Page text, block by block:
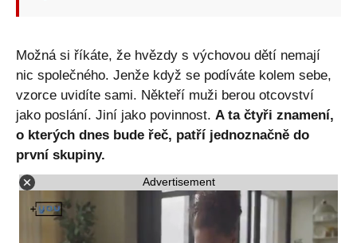
Možná si říkáte, že hvězdy s výchovou dětí nemají
nic společného. Jenže když se podíváte kolem sebe,
vzorce uvidíte sami. Někteří muži berou otcovství
jako poslání. Jiní jako povinnost. A ta čtyři znamení,
o kterých dnes bude řeč, patří jednoznačně do
první skupiny.
Advertisement